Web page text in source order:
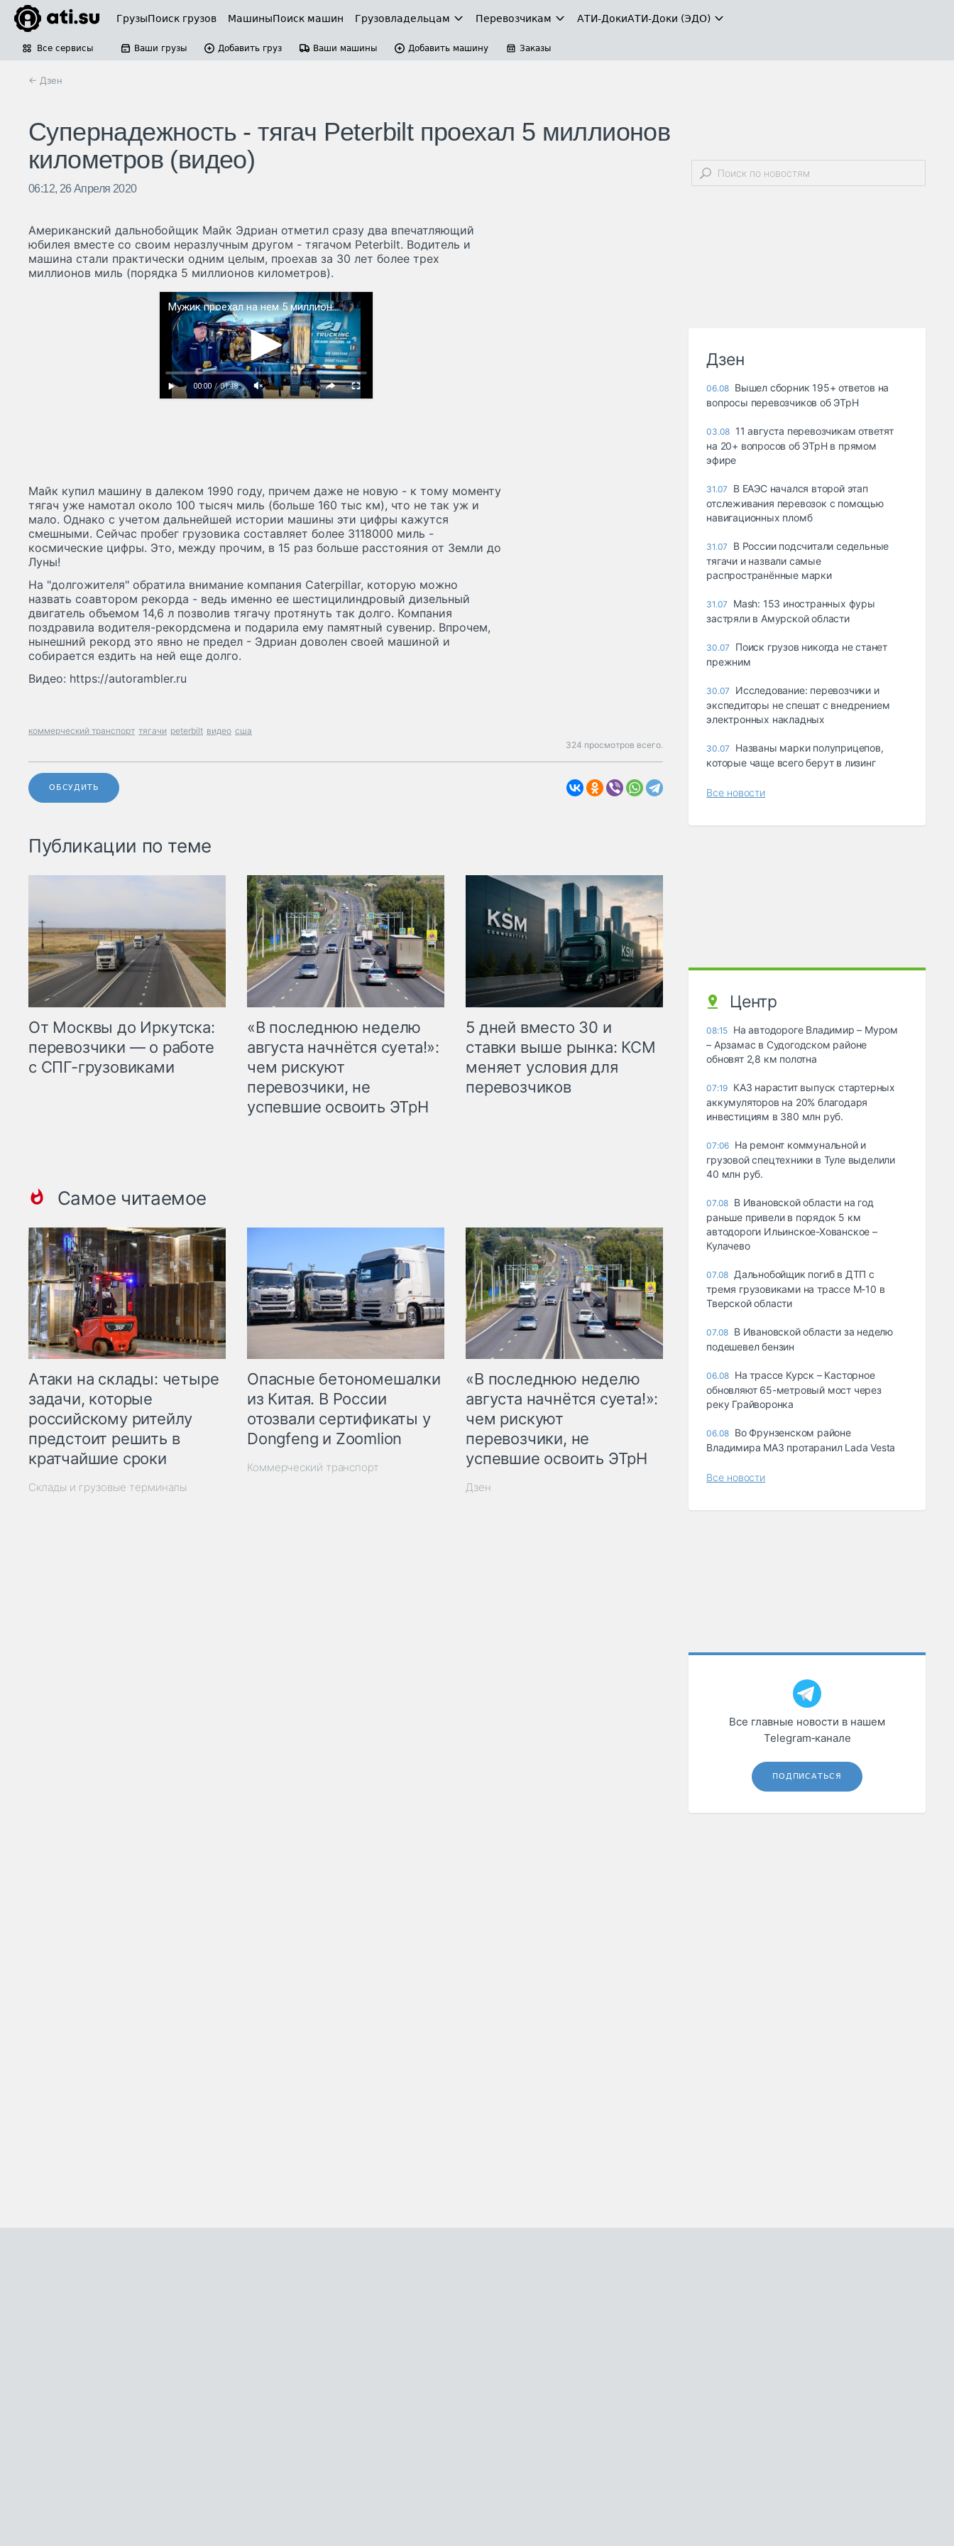
ГрузыПоиск грузов МашиныПоиск машин Грузовладельцам Перевозчикам АТИ-ДокиАТИ-Доки (ЭДО)
Все сервисы Ваши грузы Добавить груз Ваши машины Добавить машину Заказы
← Дзен
Супернадежность - тягач Peterbilt проехал 5 миллионов
километров (видео)
06:12, 26 Апреля 2020
Американский дальнобойщик Майк Эдриан отметил сразу два впечатляющий
юбилея вместе со своим неразлучным другом - тягачом Peterbilt. Водитель и
машина стали практически одним целым, проехав за 30 лет более трех
миллионов миль (порядка 5 миллионов километров).
Майк купил машину в далеком 1990 году, причем даже не новую - к тому моменту
тягач уже намотал около 100 тысяч миль (больше 160 тыс км), что не так уж и
мало. Однако с учетом дальнейшей истории машины эти цифры кажутся
смешными. Сейчас пробег грузовика составляет более 3118000 миль -
космические цифры. Это, между прочим, в 15 раз больше расстояния от Земли до
Луны!
На "долгожителя" обратила внимание компания Caterpillar, которую можно
назвать соавтором рекорда - ведь именно ее шестицилиндровый дизельный
двигатель объемом 14,6 л позволив тягачу протянуть так долго. Компания
поздравила водителя-рекордсмена и подарила ему памятный сувенир. Впрочем,
нынешний рекорд это явно не предел - Эдриан доволен своей машиной и
собирается ездить на ней еще долго.
Видео: https://autorambler.ru
коммерческий транспорт тягачи peterbilt видео сша
324 просмотров всего.
ОБСУДИТЬ
Публикации по теме
От Москвы до Иркутска:
перевозчики — о работе
с СПГ-грузовиками
«В последнюю неделю
августа начнётся суета!»:
чем рискуют
перевозчики, не
успевшие освоить ЭТрН
5 дней вместо 30 и
ставки выше рынка: КСМ
меняет условия для
перевозчиков
Самое читаемое
Атаки на склады: четыре
задачи, которые
российскому ритейлу
предстоит решить в
кратчайшие сроки
Склады и грузовые терминалы
Опасные бетономешалки
из Китая. В России
отозвали сертификаты у
Dongfeng и Zoomlion
Коммерческий транспорт
«В последнюю неделю
августа начнётся суета!»:
чем рискуют
перевозчики, не
успевшие освоить ЭТрН
Дзен
Дзен
06.08 Вышел сборник 195+ ответов на
вопросы перевозчиков об ЭТрН
03.08 11 августа перевозчикам ответят
на 20+ вопросов об ЭТрН в прямом
эфире
31.07
В ЕАЭС начался второй этап
отслеживания перевозок с помощью
навигационных пломб
31.07
В России подсчитали седельные
тягачи и назвали самые
распространённые марки
31.07
Mash: 153 иностранных фуры
застряли в Амурской области
30.07
Поиск грузов никогда не станет
прежним
30.07
Исследование: перевозчики и
экспедиторы не спешат с внедрением
электронных накладных
30.07
Названы марки полуприцепов,
которые чаще всего берут в лизинг
Все новости
Центр
08:15 На автодороге Владимир – Муром
– Арзамас в Судогодском районе
обновят 2,8 км полотна
07:19 КАЗ нарастит выпуск стартерных
аккумуляторов на 20% благодаря
инвестициям в 380 млн руб.
07:06 На ремонт коммунальной и
грузовой спецтехники в Туле выделили
40 млн руб.
07.08 В Ивановской области на год
раньше привели в порядок 5 км
автодороги Ильинское-Хованское –
Кулачево
07.08 Дальнобойщик погиб в ДТП с
тремя грузовиками на трассе М-10 в
Тверской области
07.08 В Ивановской области за неделю
подешевел бензин
06.08 На трассе Курск – Касторное
обновляют 65-метровый мост через
реку Грайворонка
06.08 Во Фрунзенском районе
Владимира МАЗ протаранил Lada Vesta
Все новости
Все главные новости в нашем
Telegram‑канале
ПОДПИСАТЬСЯ